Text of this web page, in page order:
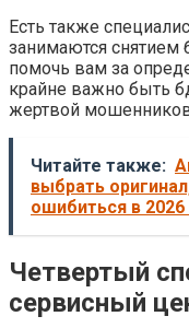
Есть также
занимаются снятием
помочь вам за
крайне важно быть
жертвой
Читайте также:
выбрать
ошибиться в 2026
Четвертый
сервисный